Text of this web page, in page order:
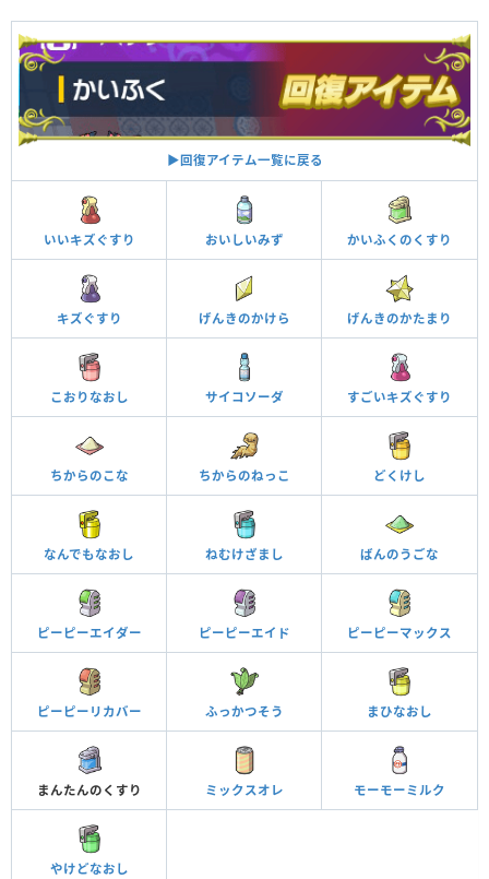
▶︎回復アイテム一覧に戻る
いいキズぐすり おいしいみず かいふくのくすり
キズぐすり げんきのかけら げんきのかたまり
こおりなおし サイコソーダ すごいキズぐすり
ちからのこな ちからのねっこ どくけし
なんでもなおし ねむけざまし ばんのうごな
ピーピーエイダー ピーピーエイド ピーピーマックス
ピーピーリカバー ふっかつそう まひなおし
まんたんのくすり ミックスオレ モーモーミルク
やけどなおし